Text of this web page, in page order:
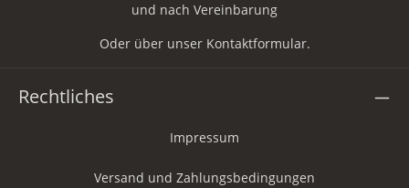
und nach Vereinbarung
Oder über unser Kontaktformular.
Rechtliches
Impressum
Versand und Zahlungsbedingungen